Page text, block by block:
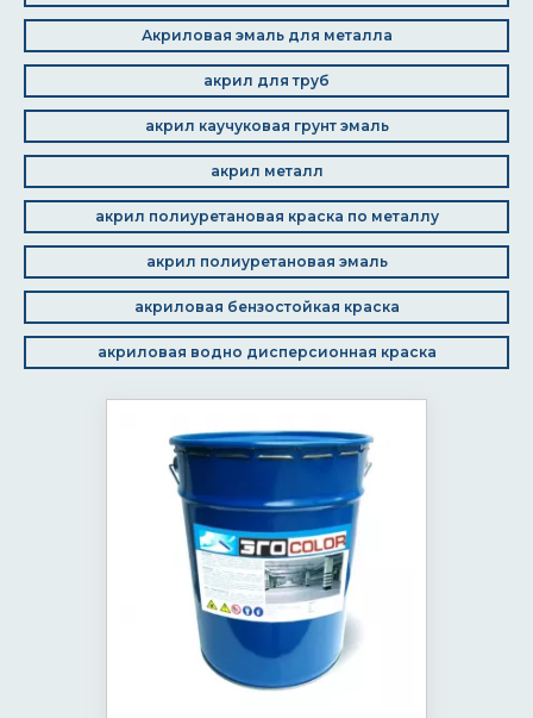
Акриловая эмаль для металла
акрил для труб
акрил каучуковая грунт эмаль
акрил металл
акрил полиуретановая краска по металлу
акрил полиуретановая эмаль
акриловая бензостойкая краска
акриловая водно дисперсионная краска